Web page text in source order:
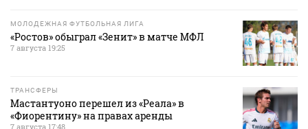
МОЛОДЕЖНАЯ ФУТБОЛЬНАЯ ЛИГА
«Ростов» обыграл «Зенит» в матче МФЛ
7 августа 19:25
ТРАНСФЕРЫ
Мастантуоно перешел из «Реала» в
«Фиорентину» на правах аренды
7 августа 17:48